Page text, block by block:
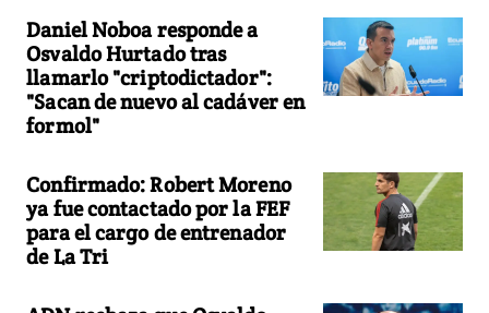
Daniel Noboa responde a
Osvaldo Hurtado tras
llamarlo "criptodictador":
"Sacan de nuevo al cadáver en
formol"
Confirmado: Robert Moreno
ya fue contactado por la FEF
para el cargo de entrenador
de La Tri